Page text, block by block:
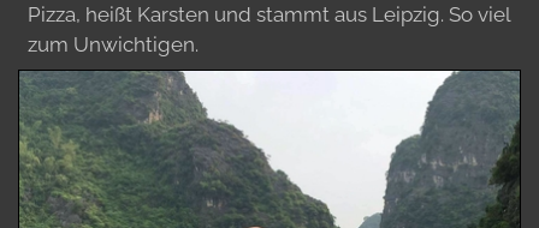
Pizza, heißt Karsten und stammt aus Leipzig. So viel
zum Unwichtigen.